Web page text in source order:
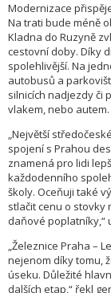
Modernizace
Na trati bude méně
Kladna do Ruzyně
cestovní doby. Díky
spolehlivější. Na
autobusů a
silnicích nadjezdy či
vlakem, nebo autem.
„Největší
spojení s Prahou
znamená pro lidi
každodenního
školy. Oceňuji také
stlačit cenu o stovky
daňové poplatníky,“
„Železnice Praha –
nejenom díky tomu,
úseku. Důležité
dalších etap,“ řekl